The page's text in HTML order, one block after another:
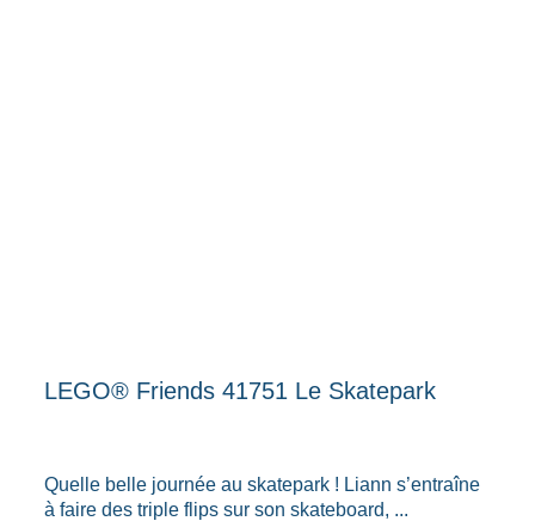
LEGO® Friends 41751 Le Skatepark
Quelle belle journée au skatepark ! Liann s’entraîne
à faire des triple flips sur son skateboard, ...